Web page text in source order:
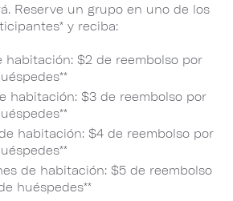
Reserve un grupo en uno de los
y reciba:
habitación: $2 de reembolso por
habitación: $3 de reembolso por
habitación: $4 de reembolso por
de habitación: $5 de reembolso
huéspedes**